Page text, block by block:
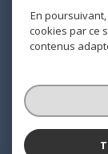
© 2026 | TOUS
NOS
En
cookies par ce
contenus